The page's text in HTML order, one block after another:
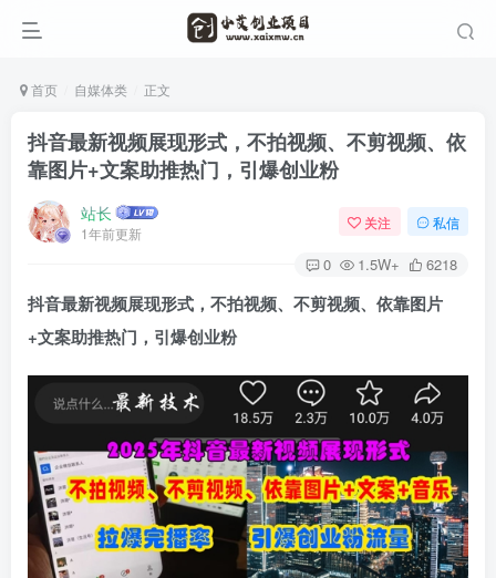
首页 自媒体类 正文
抖音最新视频展现形式，不拍视频、不剪视频、依
靠图片+文案助推热门，引爆创业粉
站长
1年前更新
关注 私信
0 1.5W+ 6218
抖音最新视频展现形式，不拍视频、不剪视频、依靠图片
+文案助推热门， 引爆创业粉